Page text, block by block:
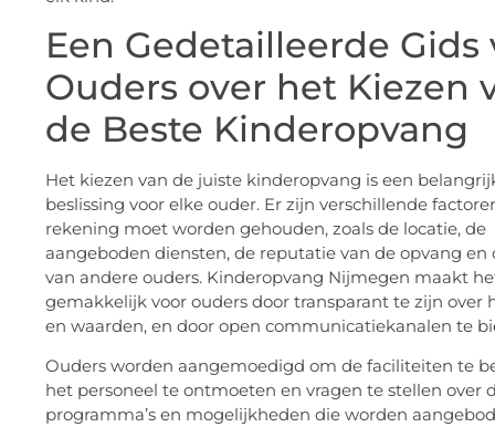
Een Gedetailleerde Gids
Ouders over het Kiezen
de Beste Kinderopvang
Het kiezen van de juiste kinderopvang is een
beslissing voor elke ouder. Er zijn verschillende
rekening moet worden gehouden, zoals de locatie, de
aangeboden diensten, de reputatie van de opvang en
van andere ouders. Kinderopvang Nijmegen maakt
gemakkelijk voor ouders door transparant te zijn over
en waarden, en door open communicatiekanalen te
Ouders worden aangemoedigd om de faciliteiten te
het personeel te ontmoeten en vragen te stellen over
programma’s en mogelijkheden die worden